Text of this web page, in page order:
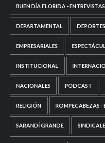
BUEN DÍA FLORIDA - ENTREVISTAS
DEPARTAMENTAL DEPORTES
EMPRESARIALES
INSTITUCIONAL
NACIONALES PODCAST
RELIGIÓN ROMPECABEZAS -
SARANDÍ GRANDE